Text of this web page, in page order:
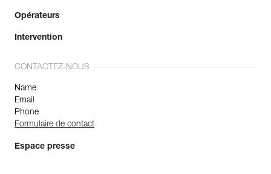
Opérateurs
Intervention
CONTACTEZ-NOUS
Name
Email
Phone
Formulaire de contact
Espace presse